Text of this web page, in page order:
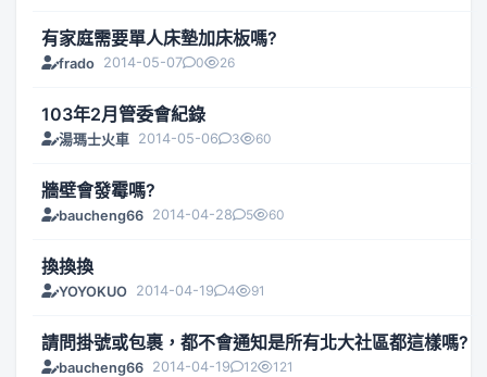
有家庭需要單人床墊加床板嗎?
frado 2014-05-07 0 26
103年2月管委會紀錄
湯瑪士火車 2014-05-06 3 60
牆壁會發霉嗎?
baucheng66 2014-04-28 5 60
換換換
YOYOKUO 2014-04-19 4 91
請問掛號或包裹，都不會通知是所有北大社區都這樣嗎?
baucheng66 2014-04-19 12 121